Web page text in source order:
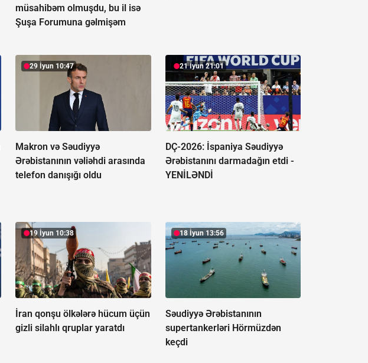
müsahibəm olmuşdu, bu il isə
Şuşa Forumuna gəlmişəm
29 İyun 10:47
Makron və Səudiyyə
Ərəbistanının vəliəhdi arasında
telefon danışığı oldu
21 İyun 21:01
DÇ-2026: İspaniya Səudiyyə
Ərəbistanını darmadağın etdi -
YENİLƏNDİ
19 İyun 10:38
İran qonşu ölkələrə hücum üçün
gizli silahlı qruplar yaratdı
18 İyun 13:56
Səudiyyə Ərəbistanının
supertankerləri Hörmüzdən
keçdi